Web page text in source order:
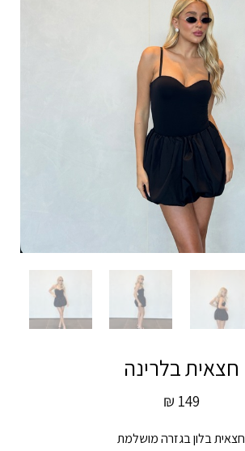
חצאית בלרינה
₪ 149
חצאית בלון בגזרה מושלמת